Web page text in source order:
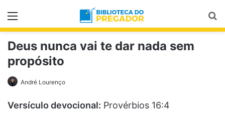
Menu
Deus nunca vai te dar nada sem
propósito
André Lourenço
Versículo devocional: Provérbios 16:4